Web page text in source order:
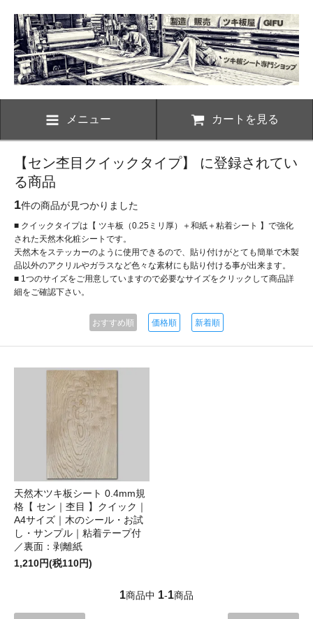
メニュー カートを見る
【セン杢目クイックタイプ】 に登録されてい
る商品
1件の商品が見つかりました
■ クイックタイプは【 ツキ板（0.25ミリ厚）＋和紙＋粘着シート 】で強化
された天然木化粧シートです。
天然木をステッカーのように使用できるので、貼り付けがとても簡単で木製
品以外のアクリルやガラスなど色々な素材にも貼り付ける事が出来ます。
■ 1つのサイズをご用意していますので必要なサイズをクリックして商品詳
細をご確認下さい。
おすすめ順 価格順 新着順
天然木ツキ板シート 0.4mm規
格【 セン｜杢目 】クイック｜
A4サイズ｜木のシール・お試
し・サンプル｜粘着テープ付
／裏面：剥離紙
1,210円(税110円)
1商品中 1-1商品